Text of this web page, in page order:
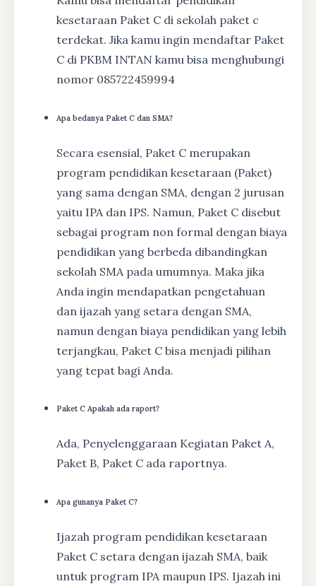
kesetaraan Paket C di sekolah paket c
terdekat. Jika kamu ingin mendaftar Paket
C di PKBM INTAN kamu bisa menghubungi
nomor 085722459994
Apa bedanya Paket C dan SMA?
Secara esensial, Paket C merupakan
program pendidikan kesetaraan (Paket)
yang sama dengan SMA, dengan 2 jurusan
yaitu IPA dan IPS. Namun, Paket C disebut
sebagai program non formal dengan biaya
pendidikan yang berbeda dibandingkan
sekolah SMA pada umumnya. Maka jika
Anda ingin mendapatkan pengetahuan
dan ijazah yang setara dengan SMA,
namun dengan biaya pendidikan yang lebih
terjangkau, Paket C bisa menjadi pilihan
yang tepat bagi Anda.
Paket C Apakah ada raport?
Ada, Penyelenggaraan Kegiatan Paket A,
Paket B, Paket C ada raportnya.
Apa gunanya Paket C?
Ijazah program pendidikan kesetaraan
Paket C setara dengan ijazah SMA, baik
untuk program IPA maupun IPS. Ijazah ini